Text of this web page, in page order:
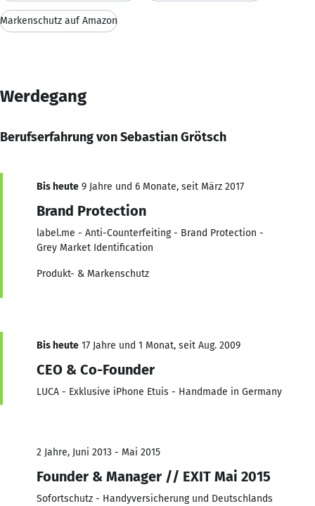
Markenschutz auf Amazon
Werdegang
Berufserfahrung von Sebastian Grötsch
Bis heute 9 Jahre und 6 Monate, seit März 2017
Brand Protection
label.me - Anti-Counterfeiting - Brand Protection -
Grey Market Identification
Produkt- & Markenschutz
Bis heute 17 Jahre und 1 Monat, seit Aug. 2009
CEO & Co-Founder
LUCA - Exklusive iPhone Etuis - Handmade in Germany
2 Jahre, Juni 2013 - Mai 2015
Founder & Manager // EXIT Mai 2015
Sofortschutz - Handyversicherung und Deutschlands